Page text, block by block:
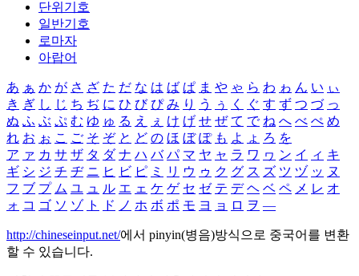
단위기호
일반기호
로마자
아랍어
あ ぁ か が さ ざ た だ な は ば ぱ ま や ゃ ら わ ゎ ん い ぃ
き ぎ し じ ち ぢ に ひ び ぴ み り う ぅ く ぐ す ず つ づ っ
ぬ ふ ぶ ぷ む ゆ ゅ る え ぇ け げ せ ぜ て で ね へ べ ぺ め
れ お ぉ こ ご そ ぞ と ど の ほ ぼ ぽ も よ ょ ろ を
ア ァ カ サ ザ タ ダ ナ ハ バ パ マ ヤ ャ ラ ワ ヮ ン イ ィ キ
ギ シ ジ チ ヂ ニ ヒ ビ ピ ミ リ ウ ゥ ク グ ス ズ ツ ヅ ッ ヌ
フ ブ プ ム ユ ュ ル エ ェ ケ ゲ セ ゼ テ デ ヘ ベ ペ メ レ オ
ォ コ ゴ ソ ゾ ト ド ノ ホ ボ ポ モ ヨ ョ ロ ヲ ―
http://chineseinput.net/에서 pinyin(병음)방식으로 중국어를 변환
할 수 있습니다.